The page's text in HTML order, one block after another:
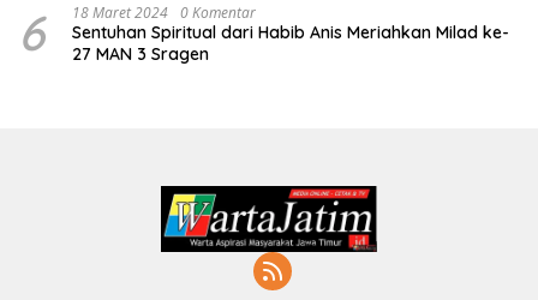
6 18 Maret 2024 0 Komentar
Sentuhan Spiritual dari Habib Anis Meriahkan Milad ke-
27 MAN 3 Sragen